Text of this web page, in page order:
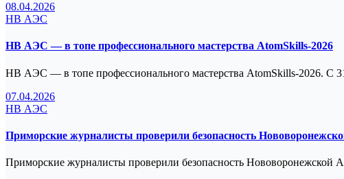
08.04.2026
НВ АЭС
НВ АЭС — в топе профессионального мастерства AtomSkills-2026
НВ АЭС — в топе профессионального мастерства AtomSkills-2026. С
07.04.2026
НВ АЭС
Приморские журналисты проверили безопасность
Приморские журналисты проверили безопасность Нововоронежской